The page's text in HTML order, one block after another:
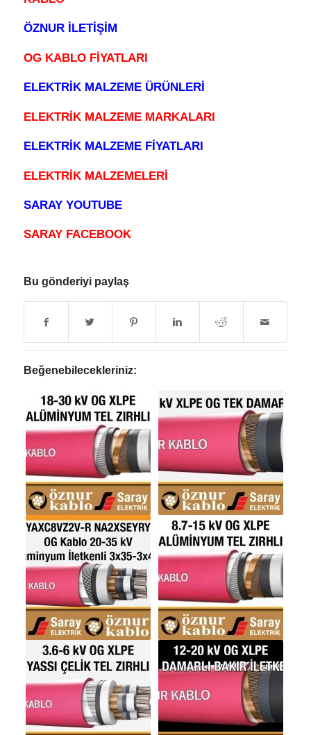
ÖZNUR İLETİŞİM
OG KABLO FİYATLARI
ELEKTRİK MALZEME ÜRÜNLERİ
ELEKTRİK MALZEME MARKALARI
ELEKTRİK MALZEME FİYATLARI
ELEKTRİK MALZEMELERİ
SARAY YOUTUBE
SARAY FACEBOOK
Bu gönderiyi paylaş
Beğenebilecekleriniz: